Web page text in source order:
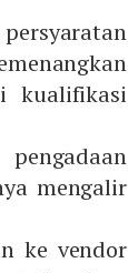
kualifikasi
mengalir
ke vendor